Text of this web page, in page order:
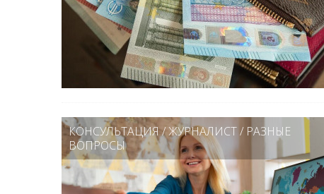
КОНСУЛЬТАЦИЯ/ЖУРНАЛИСТ/ РАЗНЫЕ
ВОПРОСЫ